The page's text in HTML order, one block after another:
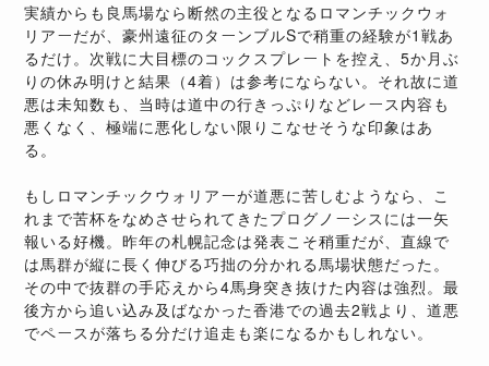
実績からも良馬場なら断然の主役となるロマンチックウォ
リアーだが、豪州遠征のターンブルSで稍重の経験が1戦あ
るだけ。次戦に大目標のコックスプレートを控え、5か月ぶ
りの休み明けと結果（4着）は参考にならない。それ故に道
悪は未知数も、当時は道中の行きっぷりなどレース内容も
悪くなく、極端に悪化しない限りこなせそうな印象はあ
る。
もしロマンチックウォリアーが道悪に苦しむようなら、こ
れまで苦杯をなめさせられてきたプログノーシスには一矢
報いる好機。昨年の札幌記念は発表こそ稍重だが、直線で
は馬群が縦に長く伸びる巧拙の分かれる馬場状態だった。
その中で抜群の手応えから4馬身突き抜けた内容は強烈。最
後方から追い込み及ばなかった香港での過去2戦より、道悪
でペースが落ちる分だけ追走も楽になるかもしれない。